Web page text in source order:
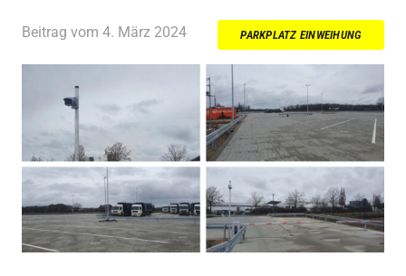
Beitrag vom 4. März 2024 PARKPLATZ EINWEIHUNG